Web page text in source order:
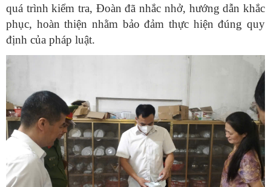
quá trình kiểm tra, Đoàn đã nhắc nhở, hướng dẫn khắc
phục, hoàn thiện nhằm bảo đảm thực hiện đúng quy
định của pháp luật.